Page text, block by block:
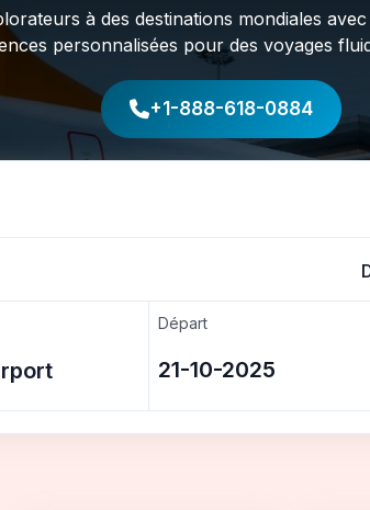
à des destinations mondiales
personnalisées pour des voyages
+1-888-618-0884
Départ